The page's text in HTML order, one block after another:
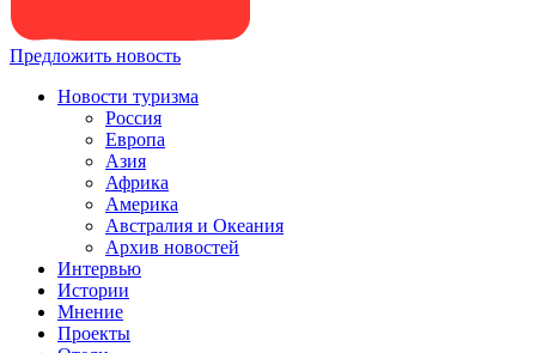
Предложить новость
Новости туризма
Россия
Европа
Азия
Африка
Америка
Австралия и Океания
Архив новостей
Интервью
Истории
Мнение
Проекты